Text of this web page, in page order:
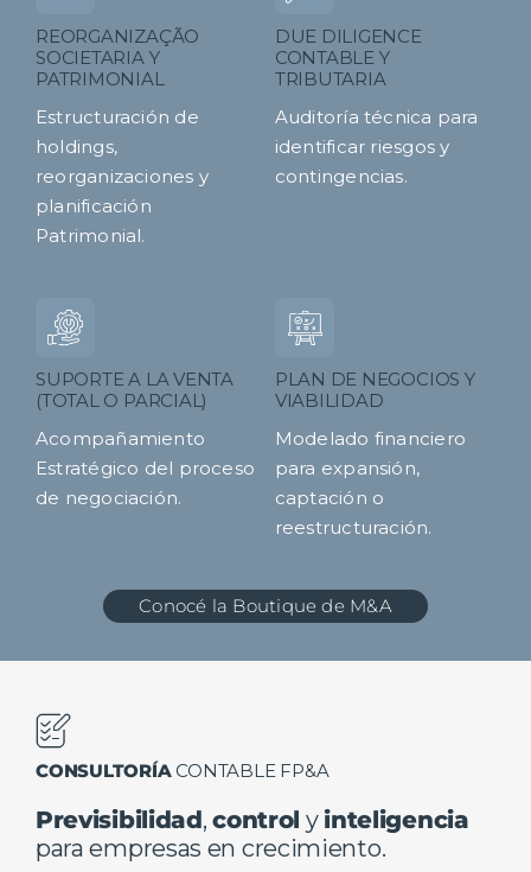
REORGANIZAÇÃO
SOCIETARIA Y
PATRIMONIAL
Estructuración de
holdings,
reorganizaciones y
planificación
Patrimonial.
DUE DILIGENCE
CONTABLE Y
TRIBUTARIA
Auditoría técnica para
identificar riesgos y
contingencias.
SUPORTE A LA VENTA
(TOTAL O PARCIAL)
Acompañamiento
Estratégico del proceso
de negociación.
PLAN DE NEGOCIOS Y
VIABILIDAD
Modelado financiero
para expansión,
captación o
reestructuración.
Conocé la Boutique de M&A
CONSULTORÍACONTABLE FP&A
Previsibilidad,control y inteligencia
para empresas en crecimiento.